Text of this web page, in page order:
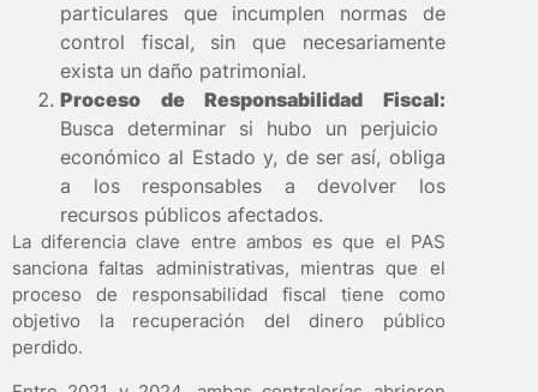
particulares que incumplen normas de
control fiscal, sin que necesariamente
exista un daño patrimonial.
Proceso de Responsabilidad Fiscal:
Busca determinar si hubo un perjuicio
económico al Estado y, de ser así, obliga
a los responsables a devolver los
recursos públicos afectados.
La diferencia clave entre ambos es que el PAS
sanciona faltas administrativas, mientras que el
proceso de responsabilidad fiscal tiene como
objetivo la recuperación del dinero público
perdido.